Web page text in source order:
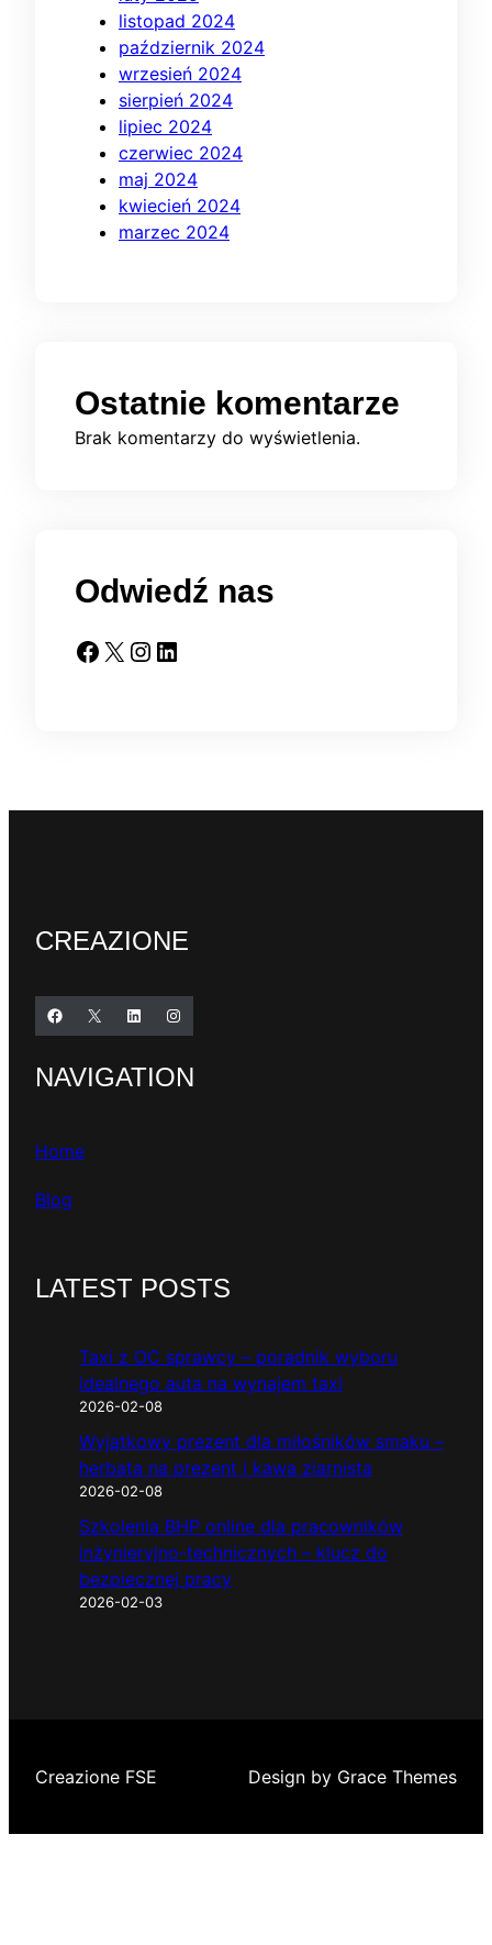
listopad 2024
październik 2024
wrzesień 2024
sierpień 2024
lipiec 2024
czerwiec 2024
maj 2024
kwiecień 2024
marzec 2024
Ostatnie komentarze
Brak komentarzy do wyświetlenia.
Odwiedź nas
Facebook X Instagram LinkedIn
CREAZIONE
Facebook X LinkedIn Instagram
NAVIGATION
Home
Blog
LATEST POSTS
Taxi z OC sprawcy – poradnik wyboru
idealnego auta na wynajem taxi
2026-02-08
Wyjątkowy prezent dla miłośników smaku –
herbata na prezent i kawa ziarnista
2026-02-08
Szkolenia BHP online dla pracowników
inżynieryjno-technicznych – klucz do
bezpiecznej pracy
2026-02-03
Creazione FSE Design by Grace Themes